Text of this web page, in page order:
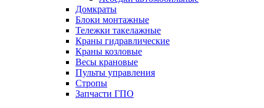
Домкраты
Блоки монтажные
Тележки такелажные
Краны гидравлические
Краны козловые
Весы крановые
Пульты управления
Стропы
Запчасти ГПО